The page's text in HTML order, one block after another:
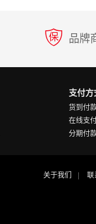
品牌
支付方
货到付
在线支
分期付
关于我们 联